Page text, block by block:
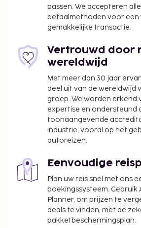
appartement kunnen genieten
deugddoende maaltijd in het
passen. We accepteren
betaalmethoden voor een
gemakkelijke transactie.
Vertrouwd door
wereldwijd
Met meer dan 30 jaar
deel uit van de wereldwijd
groep. We worden erkend
expertise en ondersteund
toonaangevende
industrie, vooral op het
autoreizen.
Eenvoudige
Plan uw reis snel met ons
boekingssysteem. Gebruik
Planner, om prijzen te
deals te vinden, met de
pakketbeschermingsplan.